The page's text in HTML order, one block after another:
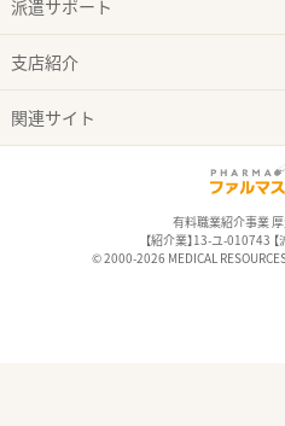
派遣サポート
支店紹介
関連サイト
有料職業紹介事業
【紹介業】13-ユ-010743
© 2000-2026 MEDICAL